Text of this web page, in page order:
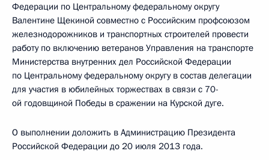
Федерации по Центральному федеральному округу
Валентине Щекиной совместно с Российским профсоюзом
железнодорожников и транспортных строителей провести
работу по включению ветеранов Управления на транспорте
Министерства внутренних дел Российской Федерации
по Центральному федеральному округу в состав делегации
для участия в юбилейных торжествах в связи с 70-
ой годовщиной Победы в сражении на Курской дуге.
О выполнении доложить в Администрацию Президента
Российской Федерации до 20 июля 2013 года.